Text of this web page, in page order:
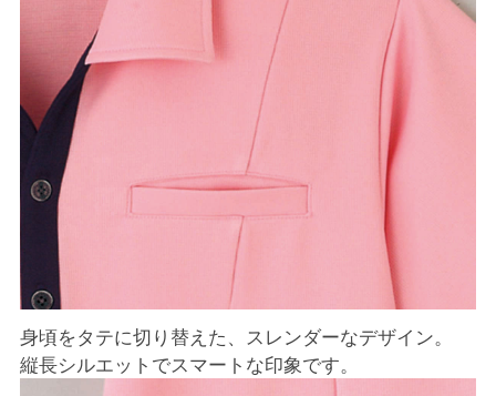
身頃をタテに切り替えた、スレンダーなデザイン。
縦長シルエットでスマートな印象です。